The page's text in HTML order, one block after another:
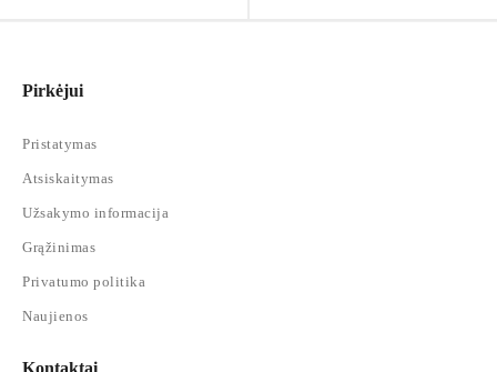
Pirkėjui
Pristatymas
Atsiskaitymas
Užsakymo informacija
Grąžinimas
Privatumo politika
Naujienos
Kontaktai